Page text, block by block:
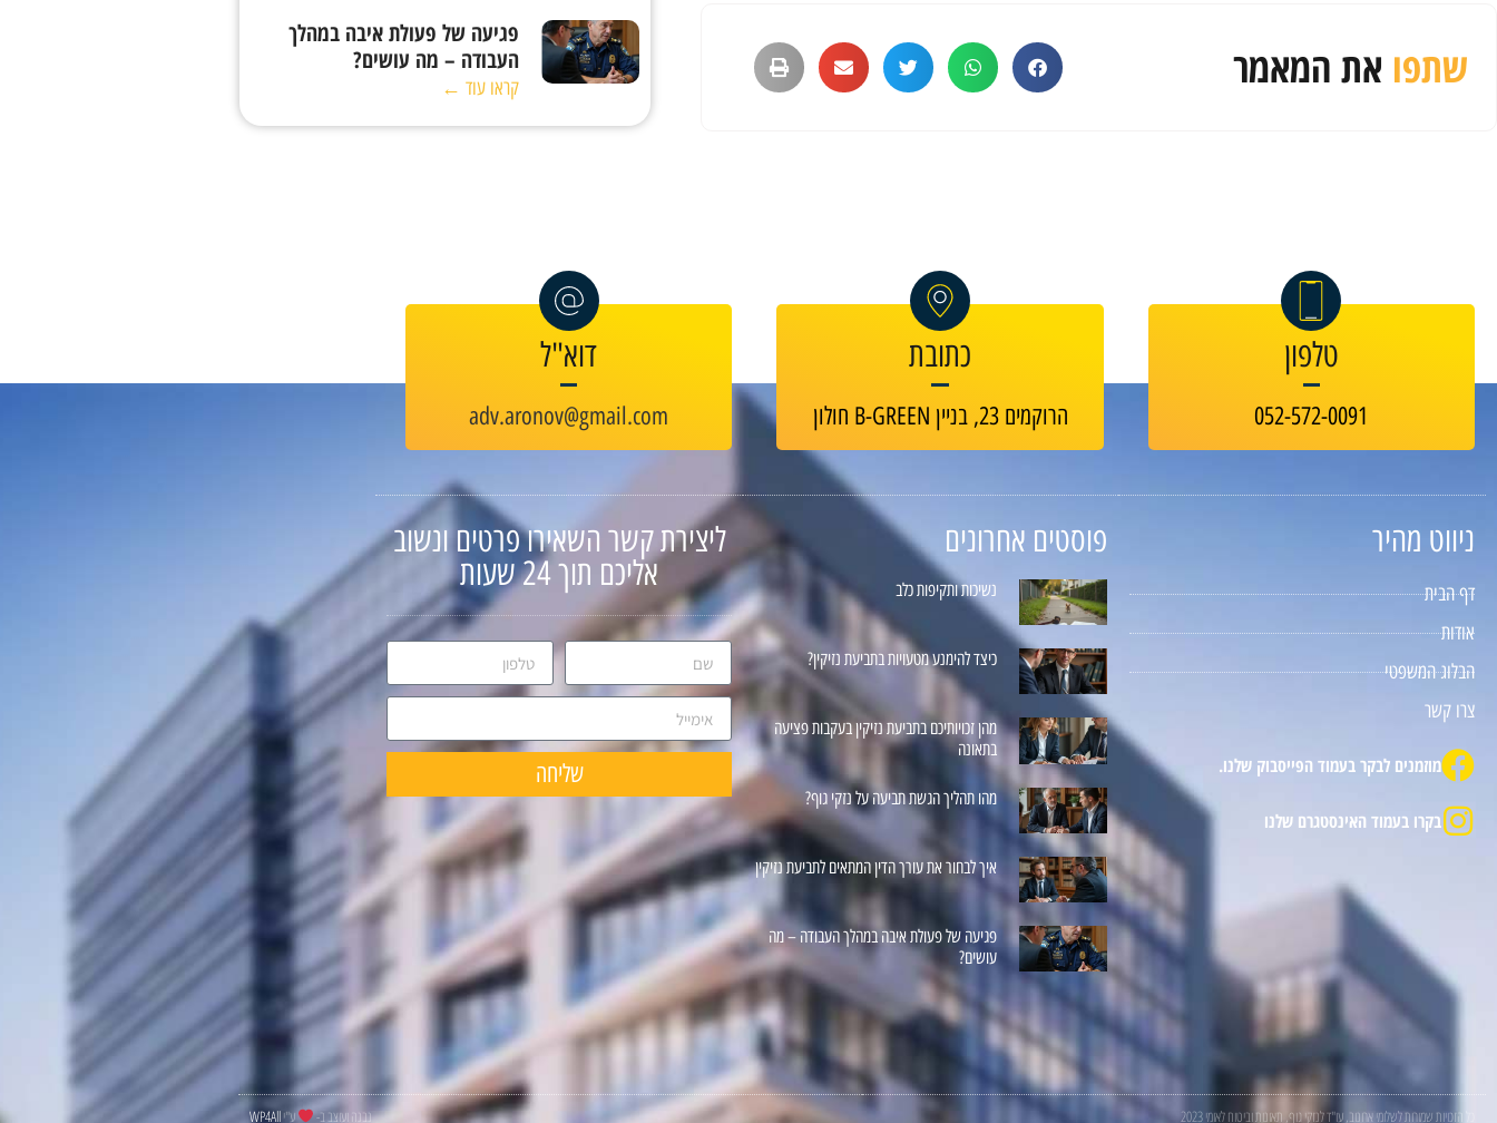
שתפו את המאמר
פגיעה של פעולת איבה במהלך
העבודה – מה עושים?
קראו עוד ←
טלפון
052-572-0091
כתובת
הרוקמים 23, בניין B-GREEN חולון
דוא"ל
adv.aronov@gmail.com
ניווט מהיר
דף הבית
אודות
הבלוג המשפטי
צרו קשר
מוזמנים לבקר בעמוד הפייסבוק שלנו.
בקרו בעמוד האינסטגרם שלנו
פוסטים אחרונים
נשיכות ותקיפות כלב
כיצד להימנע מטעויות בתביעת נזיקין?
מהן זכויותיכם בתביעת נזיקין בעקבות פציעה
בתאונה
מהו תהליך הגשת תביעה על נזקי גוף?
איך לבחור את עורך הדין המתאים לתביעת נזיקין
פגיעה של פעולת איבה במהלך העבודה – מה
עושים?
ליצירת קשר השאירו פרטים ונשוב
אליכם תוך 24 שעות
שליחה
כל הזכויות שמורות לשלומי ארונוב, עו"ד לנזקי גוף, תאונות וביטוח לאומי 2023 נבנה ועוצב ב- ע"יWP4All